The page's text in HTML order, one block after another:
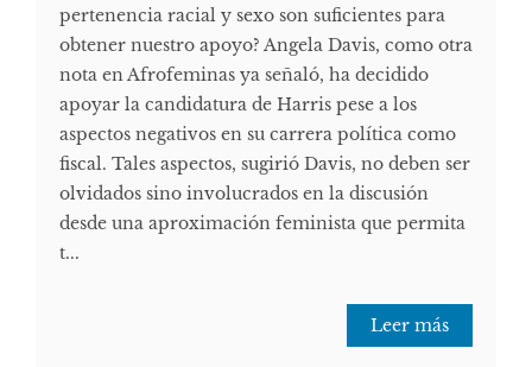
pertenencia racial y sexo son suficientes para
obtener nuestro apoyo? Angela Davis, como otra
nota en Afrofeminas ya señaló, ha decidido
apoyar la candidatura de Harris pese a los
aspectos negativos en su carrera política como
fiscal. Tales aspectos, sugirió Davis, no deben ser
olvidados sino involucrados en la discusión
desde una aproximación feminista que permita
t...
Leer más